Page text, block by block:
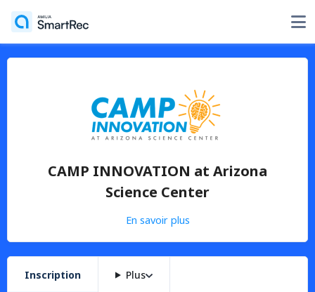
CAMP INNOVATION at Arizona
Science Center
En savoir plus
Inscription Plus